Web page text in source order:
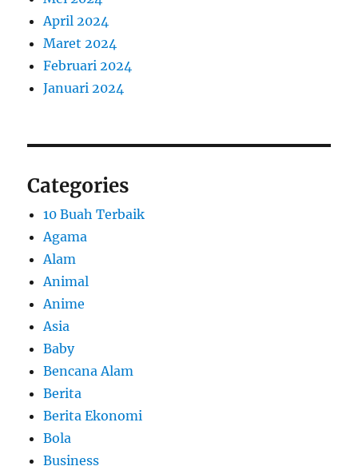
April 2024
Maret 2024
Februari 2024
Januari 2024
Categories
10 Buah Terbaik
Agama
Alam
Animal
Anime
Asia
Baby
Bencana Alam
Berita
Berita Ekonomi
Bola
Business